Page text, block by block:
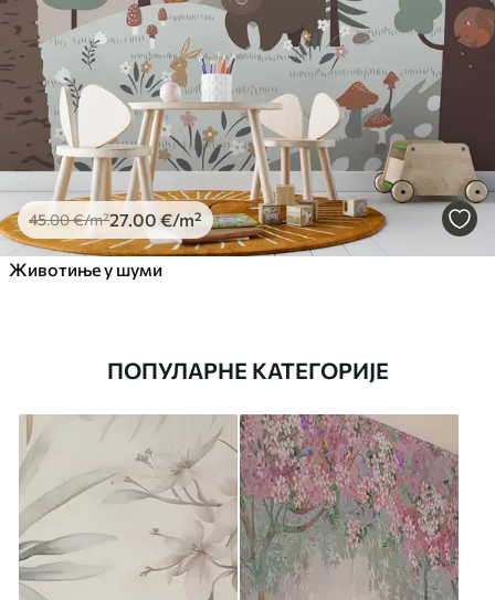
45.00€/m²27.00 €/m²
Животиње у шуми
ПОПУЛАРНЕ КАТЕГОРИЈЕ